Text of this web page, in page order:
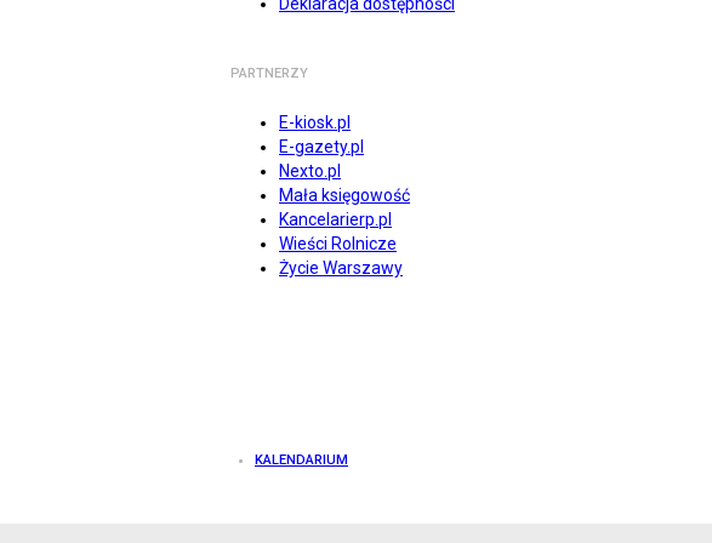
PARTNERZY
E-kiosk.pl
E-gazety.pl
Nexto.pl
Mała księgowość
Kancelarierp.pl
Wieści Rolnicze
Życie Warszawy
KALENDARIUM